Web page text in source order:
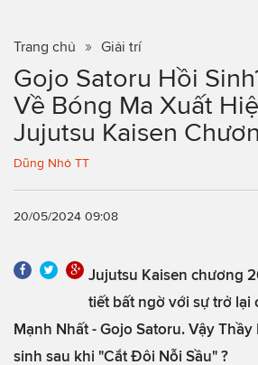
Trang chủ Giải trí
Gojo Satoru Hồi
Về Bóng Ma Xuất
Jujutsu Kaisen
Dũng Nhỏ TT
20/05/2024 09:08
Jujutsu Kaisen chương
tiết bất ngờ với sự trở lại
Mạnh Nhất - Gojo Satoru. Vậy
sinh sau khi "Cắt Đôi Nỗi Sầu" ?